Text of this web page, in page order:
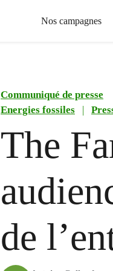
Nos campagnes
Communiqué de presse
Energies fossiles
|
The
de